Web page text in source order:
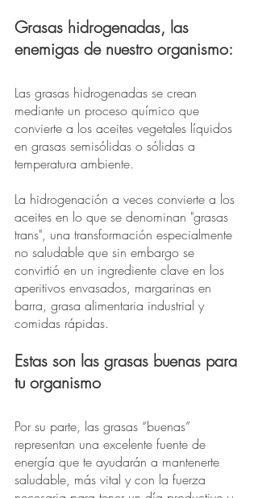
Grasas hidrogenadas, las
enemigas de nuestro organismo:
Las grasas hidrogenadas se crean
mediante un proceso químico que
convierte a los aceites vegetales líquidos
en grasas semisólidas o sólidas a
temperatura ambiente.
La hidrogenación a veces convierte a los
aceites en lo que se denominan "grasas
trans", una transformación especialmente
no saludable que sin embargo se
convirtió en un ingrediente clave en los
aperitivos envasados, margarinas en
barra, grasa alimentaria industrial y
comidas rápidas.
Estas son las grasas buenas para
tu organismo
Por su parte, las grasas “buenas”
representan una excelente fuente de
energía que te ayudarán a mantenerte
saludable, más vital y con la fuerza